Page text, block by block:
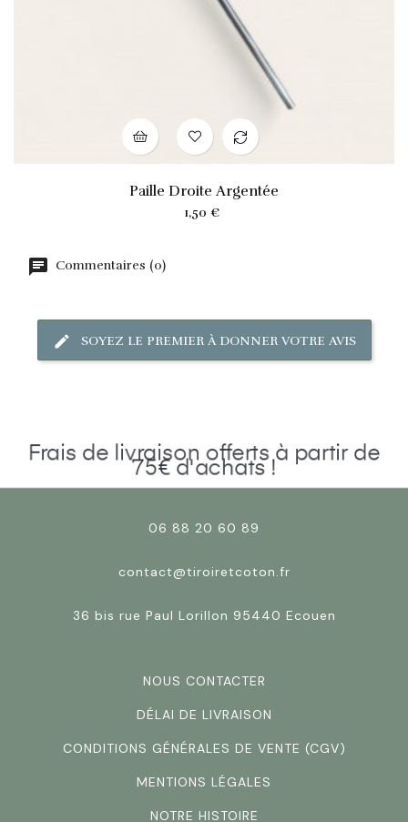
Paille Droite Argentée
Prix
1,50 €
Commentaires (0)
SOYEZ LE PREMIER À DONNER VOTRE AVIS
Frais de livraison offerts à partir de
75€ d'achats !
06 88 20 60 89
contact@tiroiretcoton.fr
36 bis rue Paul Lorillon 95440 Ecouen
NOUS CONTACTER
DÉLAI DE LIVRAISON
CONDITIONS GÉNÉRALES DE VENTE (CGV)
MENTIONS LÉGALES
NOTRE HISTOIRE